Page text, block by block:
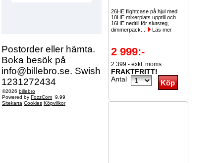
Postorder eller hämta.
Boka besök på
info@billebro.se. Swish
1231272434
©2026 billebro
Powered by FozzCom 9.99
Sitekarta Cookies Köpvillkor
26HE flightcase på hjul med
10HE mixerplats upptill och
16HE nedtill för slutsteg,
dimmerpack....
Läs mer
2 999:-
2 399:- exkl. moms
FRAKTFRITT!
Antal